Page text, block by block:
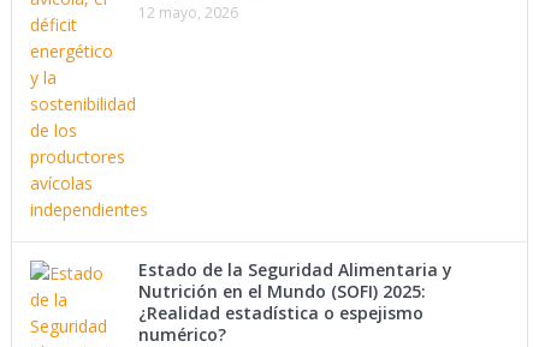
12 mayo, 2026
Estado de la Seguridad Alimentaria y
Nutrición en el Mundo (SOFI) 2025:
¿Realidad estadística o espejismo
numérico?